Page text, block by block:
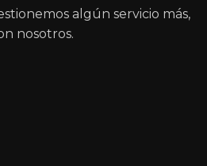
algún servicio más,
nosotros.